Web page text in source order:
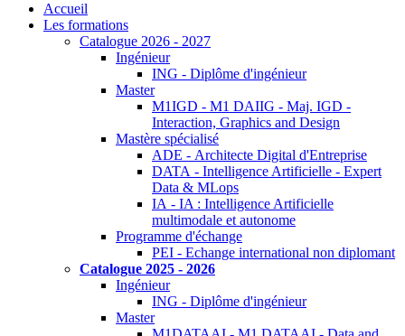
Accueil
Les formations
Catalogue 2026 - 2027
Ingénieur
ING - Diplôme d'ingénieur
Master
M1IGD - M1 DAIIG - Maj. IGD -
Interaction, Graphics and Design
Mastère spécialisé
ADE - Architecte Digital d'Entreprise
DATA - Intelligence Artificielle - Expert
Data & MLops
IA - IA : Intelligence Artificielle
multimodale et autonome
Programme d'échange
PEI - Echange international non diplomant
Catalogue 2025 - 2026
Ingénieur
ING - Diplôme d'ingénieur
Master